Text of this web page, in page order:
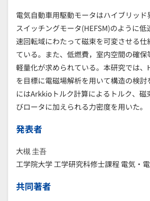
電気自動車用駆動モータはハイブリッド
スイッチングモータ(HEFSM)のように低
速回転域にわたって磁束を可変させる仕
ている。また、低燃費，室内空間の確保
軽量化が求められている。本研究では、
を目標に電磁場解析を用いて構造の検
にはArkkioトルク計算によるトルク、磁
びロータに加えられる力密度を用いた。
発表者
大槻 圭吾
工学院大学 工学研究科修士課程 電気・
共同著者